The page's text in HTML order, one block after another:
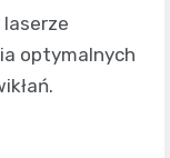
laserze
optymalnych